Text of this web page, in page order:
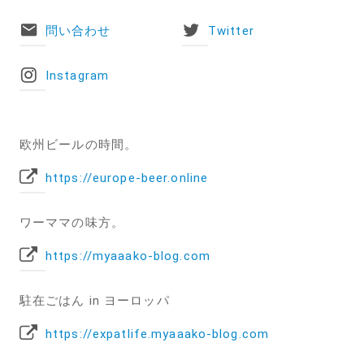
問い合わせ Twitter
Instagram
欧州ビールの時間。
https://europe-beer.online
ワーママの味方。
https://myaaako-blog.com
駐在ごはん in ヨーロッパ
https://expatlife.myaaako-blog.com